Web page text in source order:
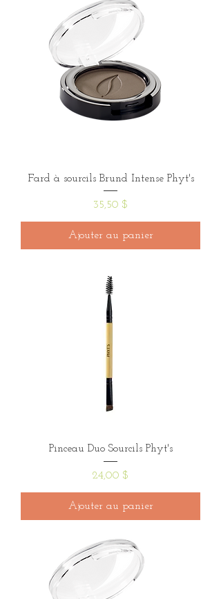
Fard à sourcils Brund Intense Phyt's
Prix
35,50 $
Ajouter au panier
Pinceau Duo Sourcils Phyt's
Prix
24,00 $
Ajouter au panier